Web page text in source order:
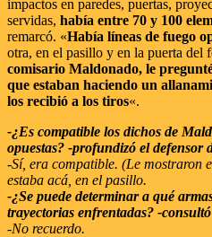
impactos en paredes, puertas,
servidas, había entre 70 y 100
remarcó. «Había líneas de fuego
otra, en el pasillo y en la puerta del
comisario Maldonado, le
que estaban haciendo un
los recibió a los tiros«.
-¿Es compatible los dichos de
opuestas? -profundizó el defensor
-Sí, era compatible. (Le mostraron
estaba acá, en el pasillo.
-¿Se puede determinar a qué
trayectorias enfrentadas? -
-No recuerdo.